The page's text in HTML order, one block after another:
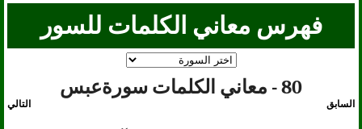
فهرس معاني الكلمات للسور
80 - معاني الكلمات سورةعبس
التالي السابق